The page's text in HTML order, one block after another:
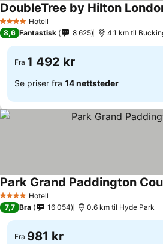
4 StjernerHotell
DoubleTree by Hilton
8,6 Fantastisk 8 625 4.1 km til
Fra 1 492 kr
Se priser fra 14 nettsteder
4 StjernerHotell
Park Grand Paddington
7,7 Bra 16 054 0.6 km til Hyde Park
Fra 981 kr